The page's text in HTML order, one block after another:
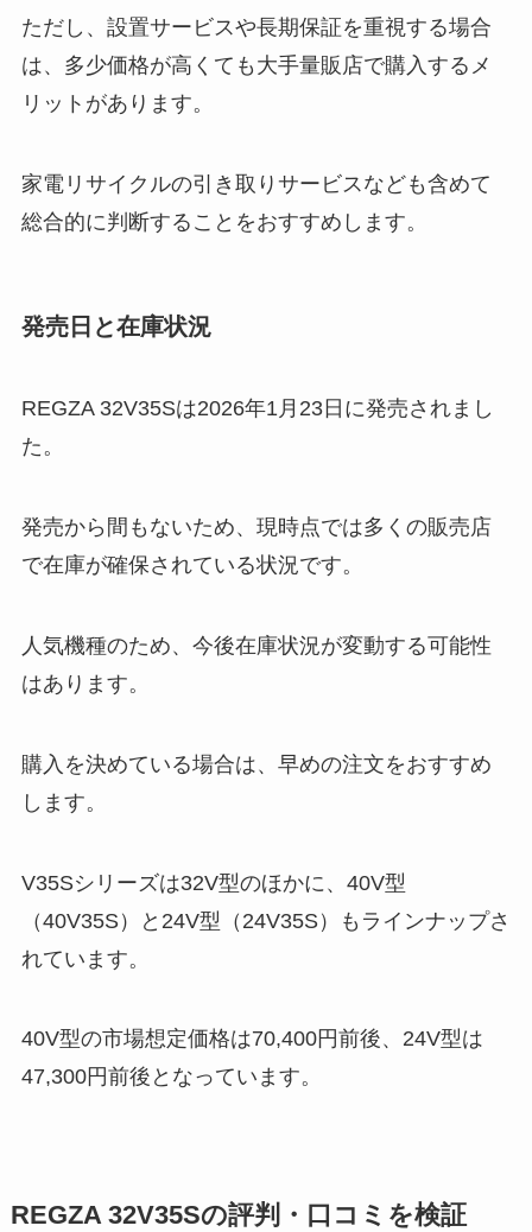
ただし、設置サービスや長期保証を重視する場合
は、多少価格が高くても大手量販店で購入するメ
リットがあります。
家電リサイクルの引き取りサービスなども含めて
総合的に判断することをおすすめします。
発売日と在庫状況
REGZA 32V35Sは2026年1月23日に発売されまし
た。
発売から間もないため、現時点では多くの販売店
で在庫が確保されている状況です。
人気機種のため、今後在庫状況が変動する可能性
はあります。
購入を決めている場合は、早めの注文をおすすめ
します。
V35Sシリーズは32V型のほかに、40V型
（40V35S）と24V型（24V35S）もラインナップさ
れています。
40V型の市場想定価格は70,400円前後、24V型は
47,300円前後となっています。
REGZA 32V35Sの評判・口コミを検証